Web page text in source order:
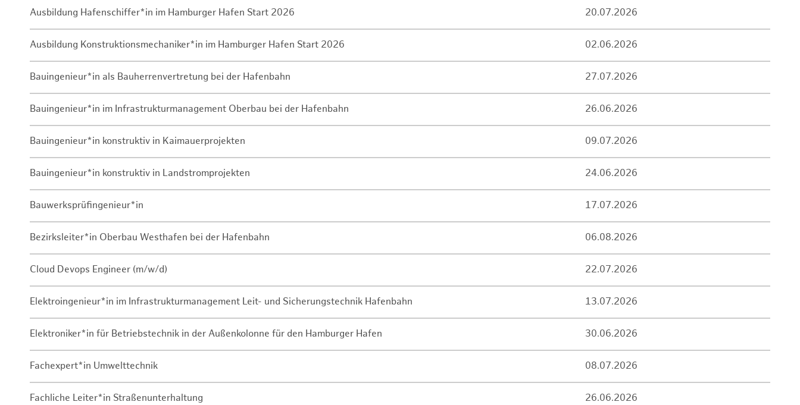
Ausbildung Hafenschiffer*in im Hamburger Hafen Start 2026 20.07.2026
Ausbildung Konstruktionsmechaniker*in im Hamburger Hafen Start 2026 02.06.2026
Bauingenieur*in als Bauherrenvertretung bei der Hafenbahn 27.07.2026
Bauingenieur*in im Infrastrukturmanagement Oberbau bei der Hafenbahn 26.06.2026
Bauingenieur*in konstruktiv in Kaimauerprojekten 09.07.2026
Bauingenieur*in konstruktiv in Landstromprojekten 24.06.2026
Bauwerksprüfingenieur*in 17.07.2026
Bezirksleiter*in Oberbau Westhafen bei der Hafenbahn 06.08.2026
Cloud Devops Engineer (m/w/d) 22.07.2026
Elektroingenieur*in im Infrastrukturmanagement Leit- und Sicherungstechnik Hafenbahn 13.07.2026
Elektroniker*in für Betriebstechnik in der Außenkolonne für den Hamburger Hafen 30.06.2026
Fachexpert*in Umwelttechnik 08.07.2026
Fachliche Leiter*in Straßenunterhaltung 26.06.2026